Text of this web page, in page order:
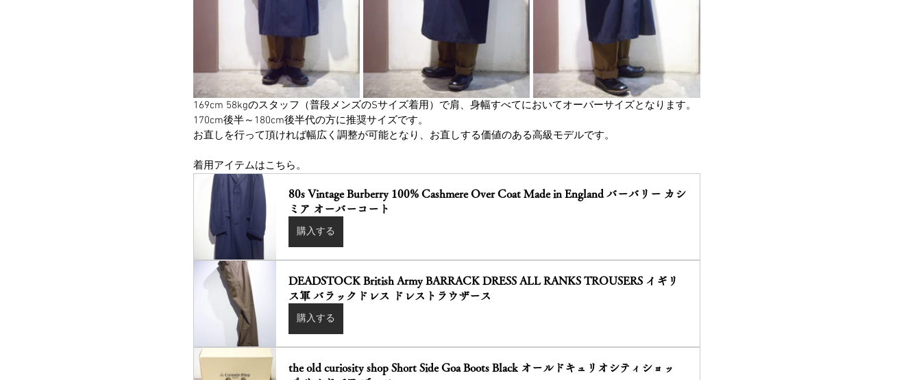
169cm 58kgのスタッフ（普段メンズのSサイズ着用）で肩、身幅すべてにおいてオーバーサイズとなります。
170cm後半～180cm後半代の方に推奨サイズです。
お直しを行って頂ければ幅広く調整が可能となり、お直しする価値のある高級モデルです。
着用アイテムはこちら。
80s Vintage Burberry 100% Cashmere Over Coat Made in England バーバリー カシ
ミア オーバーコート
購入する
DEADSTOCK British Army BARRACK DRESS ALL RANKS TROUSERS イギリ
ス軍 バラックドレス ドレストラウザース
購入する
the old curiosity shop Short Side Goa Boots Black オールドキュリオシティショッ